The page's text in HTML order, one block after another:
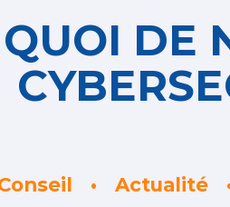
QUOI DE
Actualité